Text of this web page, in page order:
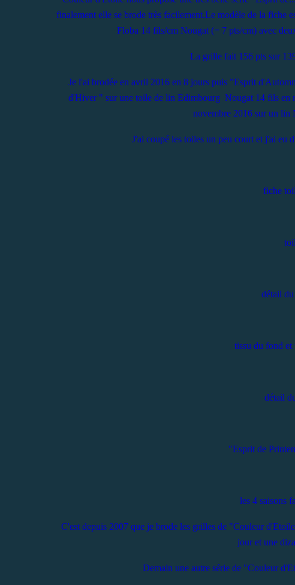
finalement elle se brode très facilement.Le modèle de la fiche
Floba 14 fils/cm Nougat (= 7 pts/cm) avec
La grille fait 156 pts sur
Je l'ai brodée en avril 2016 en 8 jours puis "Esprit
d'Hiver " sur une toile de lin Edimbourg Nougat 14 fils en
novembre 2016 sur un lin
J'ai coupé les toiles un peu court et j'ai eu
fiche
détail
tissu du fond et
détail
"Esprit de
les 4 saisons
C'est depuis 2007 que je brode les grilles de "Couleur
jour et une
Demain une autre série de "Couleur